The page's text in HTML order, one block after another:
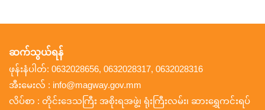
ဆက်သွယ်ရန်
ဖုန်းနံပါတ်: 0632028656, 0632028317, 0632028316
အီးမေးလ် : info@magway.gov.mm
လိပ်စာ : တိုင်းဒေသကြီး အစိုးရအဖွဲ့၊ ရုံးကြီးလမ်း၊ ဆားရွှေကင်းရပ်